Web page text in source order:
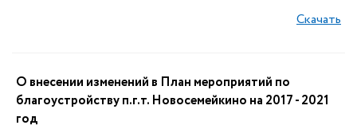
Скачать
О внесении изменений в План мероприятий по
благоустройству п.г.т. Новосемейкино на 2017 - 2021
год